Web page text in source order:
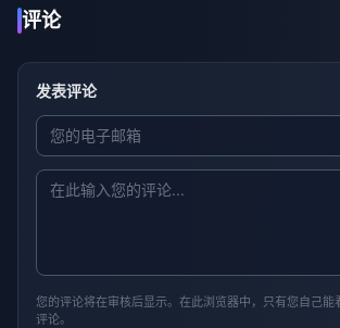
评论
发表评论
您的评论将在审核后显示。在此浏览器中，只有您自己能
评论。